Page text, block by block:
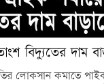
বিদ্যুতের দাম
লোকসান কমাতে